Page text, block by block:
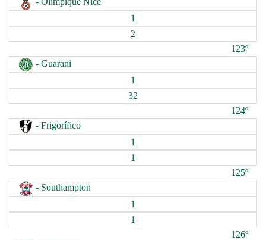
1
2
123º
- Guarani
1
32
124º
- Frigorífico
1
1
125º
- Southampton
1
1
126º